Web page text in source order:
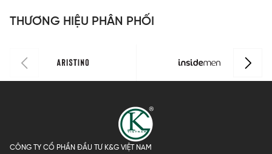
THƯƠNG HIỆU PHÂN PHỐI
CÔNG TY CỔ PHẦN ĐẦU TƯ K&G VIỆT NAM